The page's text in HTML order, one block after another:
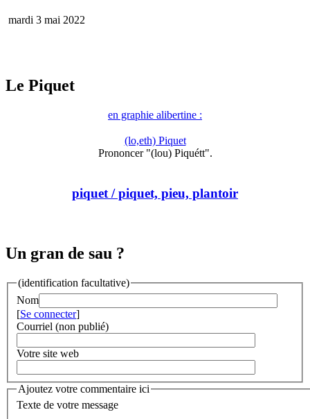
mardi 3 mai 2022
Le Piquet
en graphie alibertine :
(lo,eth) Piquet
Prononcer "(lou) Piquétt".
piquet / piquet, pieu, plantoir
Un gran de sau ?
(identification facultative)
Nom
[Se connecter]
Courriel (non publié)
Votre site web
Ajoutez votre commentaire ici
Texte de votre message